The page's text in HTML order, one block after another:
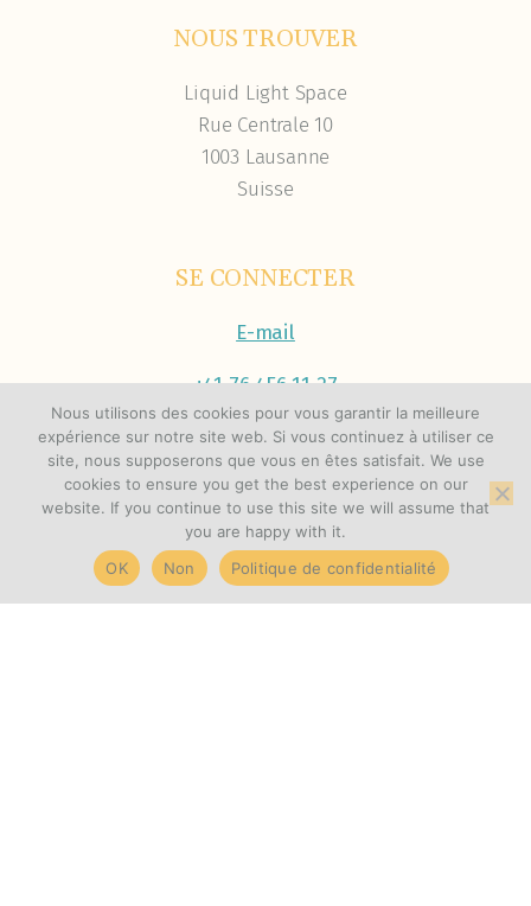
NOUS TROUVER
Liquid Light Space
Rue Centrale 10
1003 Lausanne
Suisse
SE CONNECTER
E-mail
+41 76 456 11 27
POUR VOUS
Nous utilisons des cookies pour vous garantir la meilleure
expérience sur notre site web. Si vous continuez à utiliser ce
site, nous supposerons que vous en êtes satisfait. We use
cookies to ensure you get the best experience on our
website. If you continue to use this site we will assume that
you are happy with it.
OK
Non Politique de confidentialité